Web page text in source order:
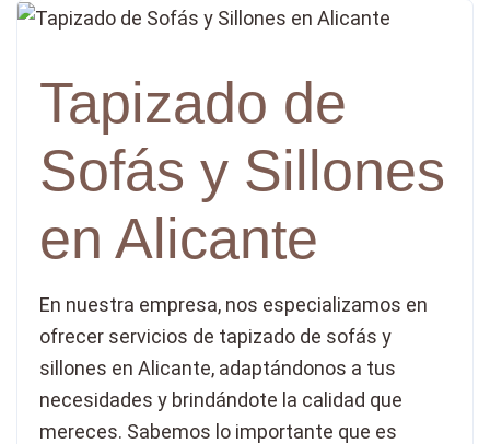
Tapizado de
Sofás y Sillones
en Alicante
En nuestra empresa, nos especializamos en
ofrecer servicios de tapizado de sofás y
sillones en Alicante, adaptándonos a tus
necesidades y brindándote la calidad que
mereces. Sabemos lo importante que es